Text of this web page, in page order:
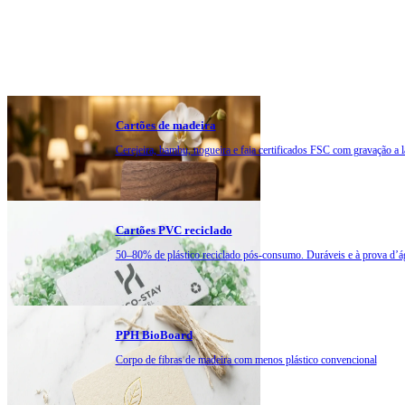
Cartões de madeira
Cerejeira, bambu, nogueira e faia certificados FSC com gravação a
Cartões PVC reciclado
50–80% de plástico reciclado pós-consumo. Duráveis e à prova
PPH BioBoard
Corpo de fibras de madeira com menos plástico convencional